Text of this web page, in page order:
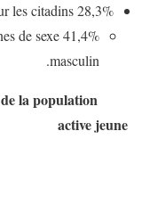
28,3% parmi les ruraux contre 67,3% pour les citadins ;
de sexe
masculin.
la population
active jeune